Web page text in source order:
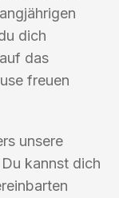
dich
das
freuen
unsere
kannst dich